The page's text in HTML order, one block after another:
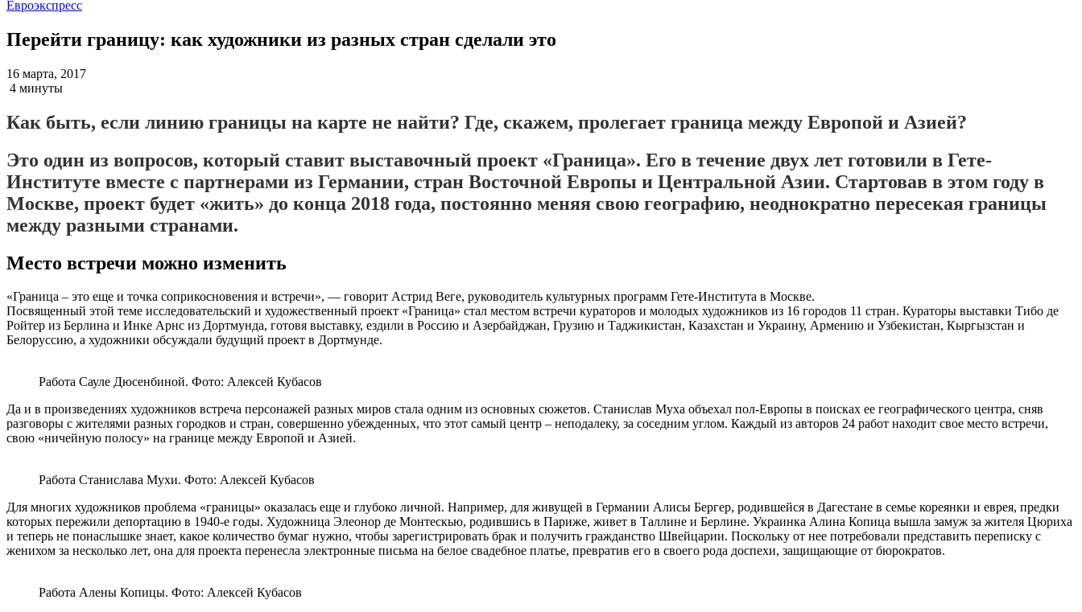
Евроэкспресс
Перейти границу: как художники из разных стран сделали это
16 марта, 2017
4 минуты
Как быть, если линию границы на карте не найти? Где, скажем, пролегает граница между Европой и Азией?
Это один из вопросов, который ставит выставочный проект «Граница». Его в течение двух лет готовили в Гете-
Институте вместе с партнерами из Германии, стран Восточной Европы и Центральной Азии. Стартовав в этом году в
Москве, проект будет «жить» до конца 2018 года, постоянно меняя свою географию, неоднократно пересекая границы
между разными странами.
Место встречи можно изменить
«Граница – это еще и точка соприкосновения и встречи», — говорит Астрид Веге, руководитель культурных программ Гете-Института в Москве.
Посвященный этой теме исследовательский и художественный проект «Граница» стал местом встречи кураторов и молодых художников из 16 городов 11 стран. Кураторы выставки Тибо де
Ройтер из Берлина и Инке Арнс из Дортмунда, готовя выставку, ездили в Россию и Азербайджан, Грузию и Таджикистан, Казахстан и Украину, Армению и Узбекистан, Кыргызстан и
Белоруссию, а художники обсуждали будущий проект в Дортмунде.
Работа Сауле Дюсенбиной. Фото: Алексей Кубасов
Да и в произведениях художников встреча персонажей разных миров стала одним из основных сюжетов. Станислав Муха объехал пол-Европы в поисках ее географического центра, сняв
разговоры с жителями разных городков и стран, совершенно убежденных, что этот самый центр – неподалеку, за соседним углом. Каждый из авторов 24 работ находит свое место встречи,
свою «ничейную полосу» на границе между Европой и Азией.
Работа Станислава Мухи. Фото: Алексей Кубасов
Для многих художников проблема «границы» оказалась еще и глубоко личной. Например, для живущей в Германии Алисы Бергер, родившейся в Дагестане в семье кореянки и еврея, предки
которых пережили депортацию в 1940-е годы. Художница Элеонор де Монтескью, родившись в Париже, живет в Таллине и Берлине. Украинка Алина Копица вышла замуж за жителя Цюриха
и теперь не понаслышке знает, какое количество бумаг нужно, чтобы зарегистрировать брак и получить гражданство Швейцарии. Поскольку от нее потребовали представить переписку с
женихом за несколько лет, она для проекта перенесла электронные письма на белое свадебное платье, превратив его в своего рода доспехи, защищающие от бюрократов.
Работа Алены Копицы. Фото: Алексей Кубасов